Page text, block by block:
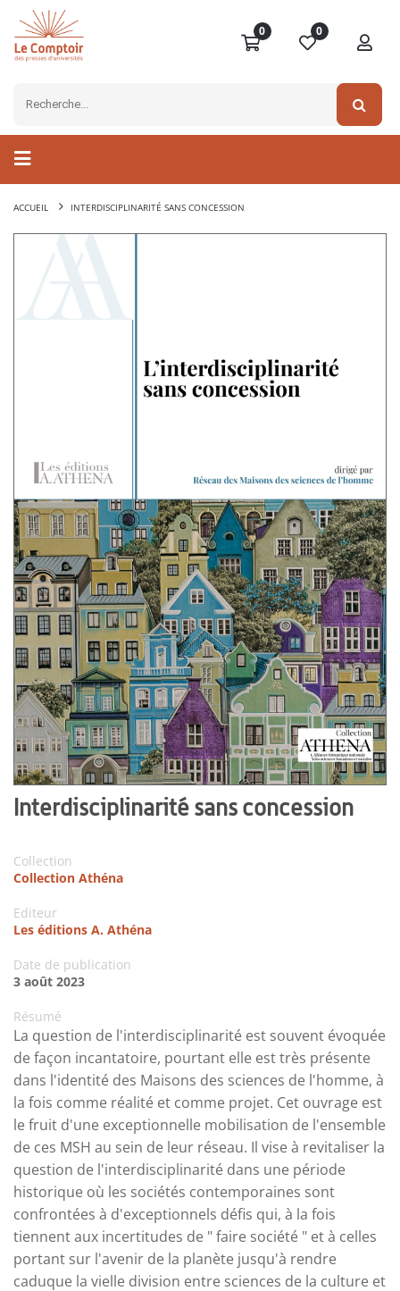
0 0
ACCUEIL INTERDISCIPLINARITÉ SANS CONCESSION
Interdisciplinarité sans concession
Collection
Collection Athéna
Editeur
Les éditions A. Athéna
Date de publication
3 août 2023
Résumé
La question de l'interdisciplinarité est souvent évoquée
de façon incantatoire, pourtant elle est très présente
dans l'identité des Maisons des sciences de l'homme, à
la fois comme réalité et comme projet. Cet ouvrage est
le fruit d'une exceptionnelle mobilisation de l'ensemble
de ces MSH au sein de leur réseau. Il vise à revitaliser la
question de l'interdisciplinarité dans une période
historique où les sociétés contemporaines sont
confrontées à d'exceptionnels défis qui, à la fois
tiennent aux incertitudes de " faire société " et à celles
portant sur l'avenir de la planète jusqu'à rendre
caduque la vielle division entre sciences de la culture et